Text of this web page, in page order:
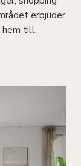
erbjuder
till.